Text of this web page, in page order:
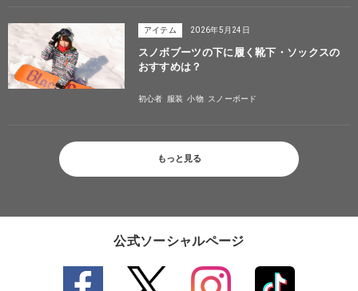
アイテム 2026年5月24日
スノボブーツの下に履く靴下・ソックスの
おすすめは？
初心者 服装 小物 スノーボード
もっと見る
公式ソーシャルページ